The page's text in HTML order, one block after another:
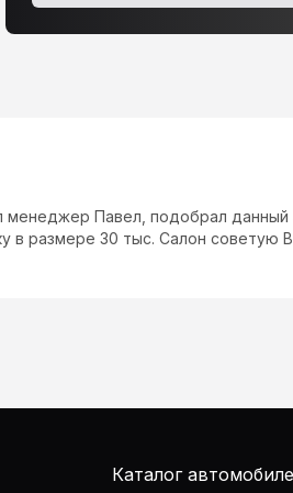
менеджер Павел, подобрал данный
в размере 30 тыс. Салон советую
Каталог